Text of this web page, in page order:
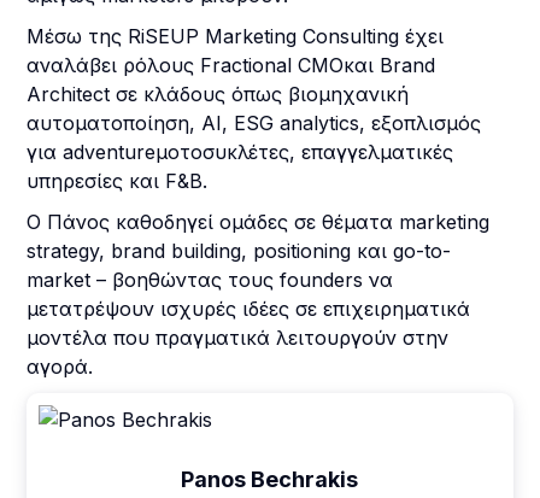
Μέσω της RiSEUP Marketing Consulting έχει
αναλάβει ρόλους Fractional CMOκαι Brand
Architect σε κλάδους όπως βιομηχανική
αυτοματοποίηση, AI, ESG analytics, εξοπλισμός
για adventureμοτοσυκλέτες, επαγγελματικές
υπηρεσίες και F&B.
Ο Πάνος καθοδηγεί ομάδες σε θέματα marketing
strategy, brand building, positioning και go-to-
market – βοηθώντας τους founders να
μετατρέψουν ισχυρές ιδέες σε επιχειρηματικά
μοντέλα που πραγματικά λειτουργούν στην
αγορά.
Panos Bechrakis